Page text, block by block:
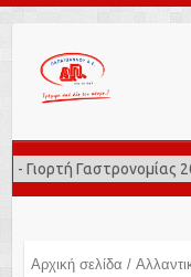
Αρχική σελίδα /